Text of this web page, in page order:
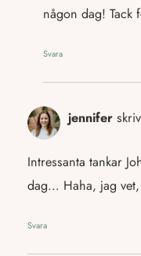
någon dag! Tack
Svara
jennifer
Intressanta tankar
dag… Haha, jag vet,
Svara